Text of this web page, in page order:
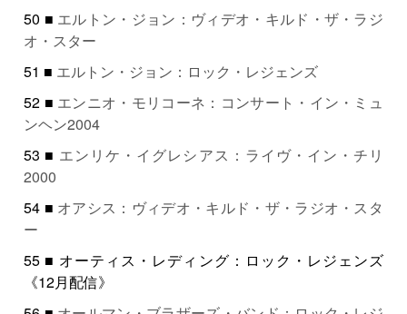
50 ■ エルトン・ジョン：ヴィデオ・キルド・ザ・ラジ
オ・スター
51 ■ エルトン・ジョン：ロック・レジェンズ
52 ■ エンニオ・モリコーネ：コンサート・イン・ミュ
ンヘン2004
53 ■ エンリケ・イグレシアス：ライヴ・イン・チリ
2000
54 ■ オアシス：ヴィデオ・キルド・ザ・ラジオ・スタ
ー
55 ■ オーティス・レディング：ロック・レジェンズ
《12月配信》